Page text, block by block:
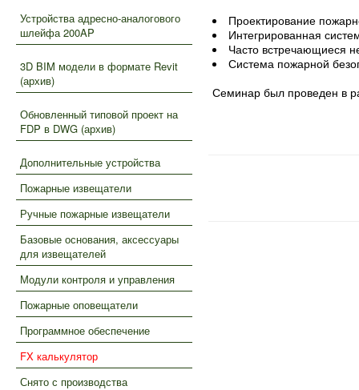
Устройства адресно-аналогового
шлейфа 200AP
3D BIM модели в формате Revit
(архив)
Обновленный типовой проект на
FDP в DWG (архив)
Дополнительные устройства
Пожарные извещатели
Ручные пожарные извещатели
Базовые основания, аксессуары
для извещателей
Модули контроля и управления
Пожарные оповещатели
Программное обеспечение
FX калькулятор
Снято с производства
Проектирование
Интегрированная
Часто встречающиеся
Система пожарной
Семинар был проведен в